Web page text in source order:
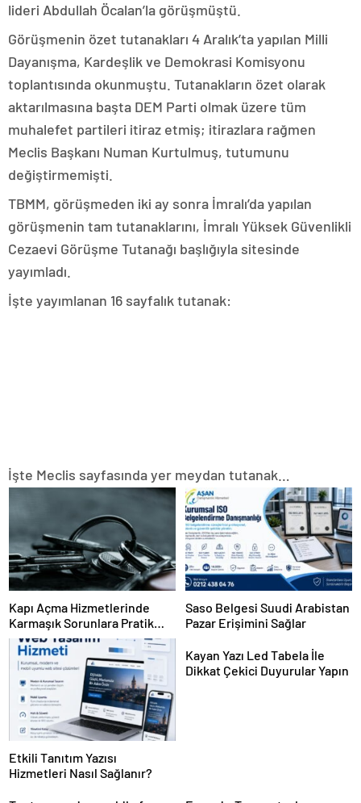
lideri Abdullah Öcalan’la görüşmüştü.
Görüşmenin özet tutanakları 4 Aralık’ta yapılan Milli
Dayanışma, Kardeşlik ve Demokrasi Komisyonu
toplantısında okunmuştu. Tutanakların özet olarak
aktarılmasına başta DEM Parti olmak üzere tüm
muhalefet partileri itiraz etmiş; itirazlara rağmen
Meclis Başkanı Numan Kurtulmuş, tutumunu
değiştirmemişti.
TBMM, görüşmeden iki ay sonra İmralı’da yapılan
görüşmenin tam tutanaklarını, İmralı Yüksek Güvenlikli
Cezaevi Görüşme Tutanağı başlığıyla sitesinde
yayımladı.
İşte yayımlanan 16 sayfalık tutanak:
İşte Meclis sayfasında yer meydan tutanak…
Kapı Açma Hizmetlerinde
Karmaşık Sorunlara Pratik
Çözümler
Saso Belgesi Suudi Arabistan
Pazar Erişimini Sağlar
Etkili Tanıtım Yazısı
Hizmetleri Nasıl Sağlanır?
Kayan Yazı Led Tabela İle
Dikkat Çekici Duyurular Yapın